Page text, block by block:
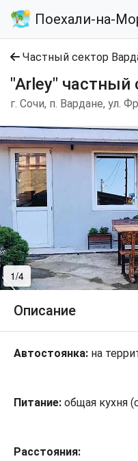
Поехали-на-
Частный сектор
"Arley" частный
г. Сочи, п. Вардане, ул.
1/4
Описание
Автостоянка: на
Питание: общая кухня
Расстояния: